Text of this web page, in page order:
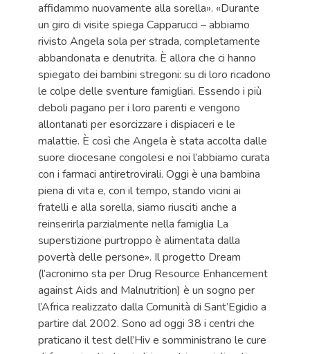
affidammo nuovamente alla sorella». «Durante
un giro di visite spiega Capparucci – abbiamo
rivisto Angela sola per strada, completamente
abbandonata e denutrita. È allora che ci hanno
spiegato dei bambini stregoni: su di loro ricadono
le colpe delle sventure famigliari. Essendo i più
deboli pagano per i loro parenti e vengono
allontanati per esorcizzare i dispiaceri e le
malattie. È così che Angela è stata accolta dalle
suore diocesane congolesi e noi l’abbiamo curata
con i farmaci antiretrovirali. Oggi è una bambina
piena di vita e, con il tempo, stando vicini ai
fratelli e alla sorella, siamo riusciti anche a
reinserirla parzialmente nella famiglia La
superstizione purtroppo è alimentata dalla
povertà delle persone». Il progetto Dream
(l’acronimo sta per Drug Resource Enhancement
against Aids and Malnutrition) è un sogno per
l’Africa realizzato dalla Comunità di Sant’Egidio a
partire dal 2002. Sono ad oggi 38 i centri che
praticano il test dell’Hiv e somministrano le cure